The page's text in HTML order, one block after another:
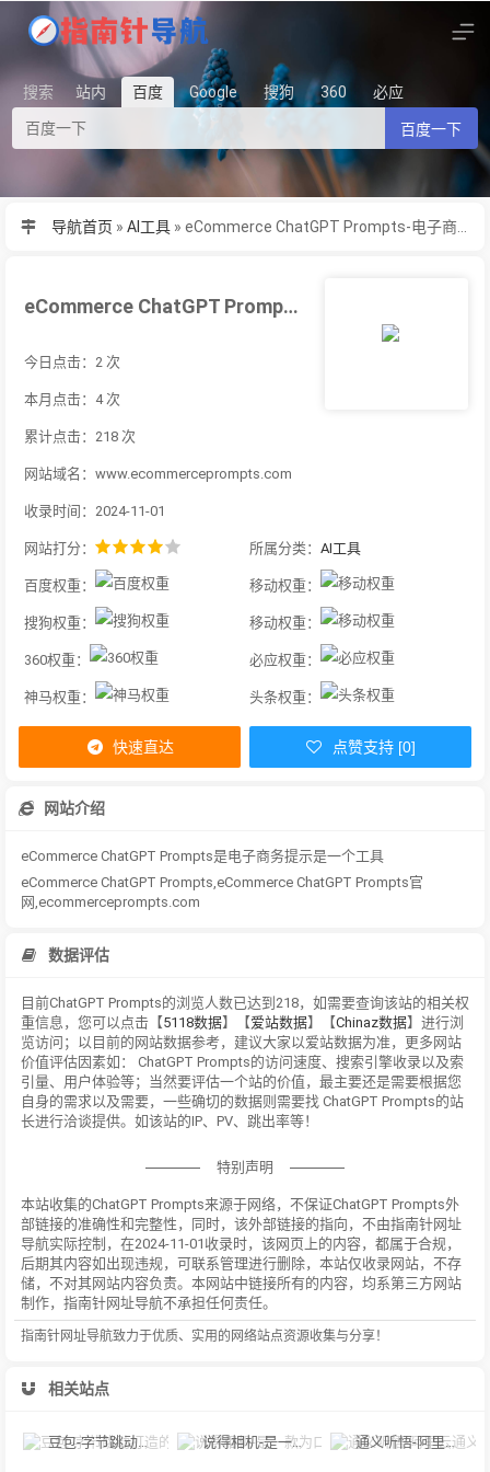
搜索 站内 百度 Google 搜狗 360 必应
百度一下
导航首页 » AI工具 »
eCommerce ChatGPT Prompts-电子商务提示是一个工具
今日点击：2 次
本月点击：4 次
累计点击：218 次
网站域名：www.ecommerceprompts.com
收录时间：2024-11-01
网站打分： 所属分类： AI工具
百度权重： 移动权重：
搜狗权重： 移动权重：
360权重： 必应权重：
神马权重： 头条权重：
快速直达 点赞支持 [0]
网站介绍
eCommerce ChatGPT Prompts是电子商务提示是一个工具
eCommerce ChatGPT Prompts,eCommerce ChatGPT Prompts官
网,ecommerceprompts.com
数据评估
目前ChatGPT Prompts的浏览人数已达到218，如需要查询该站的相关权
重信息，您可以点击【5118数据】【爱站数据】【Chinaz数据】进行浏
览访问；以目前的网站数据参考，建议大家以爱站数据为准，更多网站
价值评估因素如： ChatGPT Prompts的访问速度、搜索引擎收录以及索
引量、用户体验等；当然要评估一个站的价值，最主要还是需要根据您
自身的需求以及需要，一些确切的数据则需要找 ChatGPT Prompts的站
长进行洽谈提供。如该站的IP、PV、跳出率等！
特别声明
本站收集的ChatGPT Prompts来源于网络，不保证ChatGPT Prompts外
部链接的准确性和完整性，同时，该外部链接的指向，不由指南针网址
导航实际控制，在2024-11-01收录时，该网页上的内容，都属于合规，
后期其内容如出现违规，可联系管理进行删除，本站仅收录网站，不存
储，不对其网站内容负责。本网站中链接所有的内容，均系第三方网站
制作，指南针网址导航不承担任何责任。
指南针网址导航致力于优质、实用的网络站点资源收集与分享！
相关站点
豆包-字节跳动打造的多功能AI对话工具 说得相机-是一款为口播视频创作者量身定制的智能拍摄工具 通义听悟-阿里云通义听悟是聚焦音视频内容的工作学习AI助手